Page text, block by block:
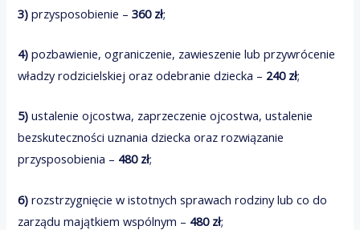
3) przysposobienie –360 zł;
4) pozbawienie, ograniczenie, zawieszenie lub przywrócenie
władzy rodzicielskiej oraz odebranie dziecka – 240 zł;
5) ustalenie ojcostwa, zaprzeczenie ojcostwa, ustalenie
bezskuteczności uznania dziecka oraz rozwiązanie
przysposobienia – 480 zł;
6) rozstrzygnięcie w istotnych sprawach rodziny lub co do
zarządu majątkiem wspólnym – 480 zł;